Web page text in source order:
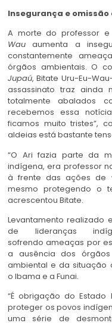
Insegurança e
A morte do professor
Wau aumenta a
constantemente
órgãos ambientais. O
Jupaú, Bitate Uru-Eu-
assassinato traz ainda
totalmente abalados
recebemos essa
ficamos muito tristes”,
aldeias está bastante
“O Ari fazia parte da
indígena, era professor
à frente das ações de
mesmo protegendo o
acrescentou Bitate.
Levantamento realizado
de lideranças
sofrendo ameaças por
a ausência dos órgãos
ambiental e da situação
o Ibama e a Funai.
“É obrigação do
proteger os povos
uma série de